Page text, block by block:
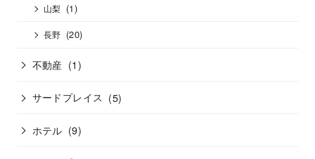
山梨 (1)
長野 (20)
不動産 (1)
サードプレイス (5)
ホテル (9)